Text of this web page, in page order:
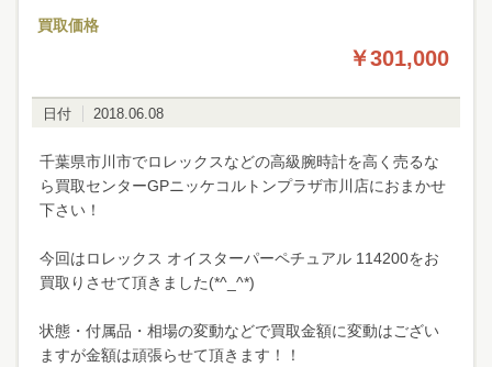
買取価格
￥301,000
日付 2018.06.08
千葉県市川市でロレックスなどの高級腕時計を高く売るな
ら買取センターGPニッケコルトンプラザ市川店におまかせ
下さい！
今回はロレックス オイスターパーペチュアル 114200をお
買取りさせて頂きました(*^_^*)
状態・付属品・相場の変動などで買取金額に変動はござい
ますが金額は頑張らせて頂きます！！